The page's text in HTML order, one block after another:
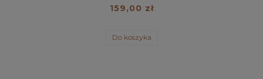
159,00 zł
Do koszyka